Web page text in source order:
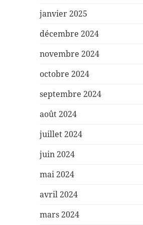
janvier 2025
décembre 2024
novembre 2024
octobre 2024
septembre 2024
août 2024
juillet 2024
juin 2024
mai 2024
avril 2024
mars 2024